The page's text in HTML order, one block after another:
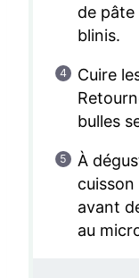
de
blinis.
Cuire
bulles
À
avant
au